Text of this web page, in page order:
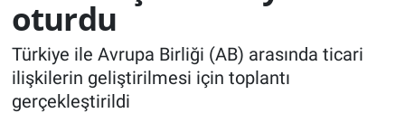
oturdu
Türkiye ile Avrupa Birliği (AB) arasında ticari
ilişkilerin geliştirilmesi için toplantı
gerçekleştirildi
GENEL
KÜLTÜR-SANAT